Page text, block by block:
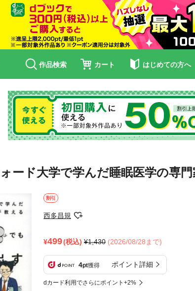
作品検索 カート はじめての方へ
ード大学で学んだ睡眠医学の専
割引
西多昌規
499(税込) 1,430 (2026/08/28まで)
4pt獲得 ポイント詳細
dカード利用でさらにポイント+2%